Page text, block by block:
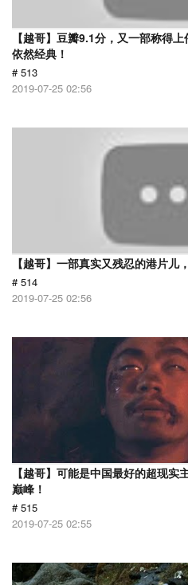
【越哥】豆瓣9.1分，又一部称得
依然经典！
# 513
2019-07-25 02:56
【越哥】一部真实又残忍的港片儿
# 514
2019-07-25 02:56
【越哥】可能是中国最好的超现
巅峰！
# 515
2019-07-25 02:55